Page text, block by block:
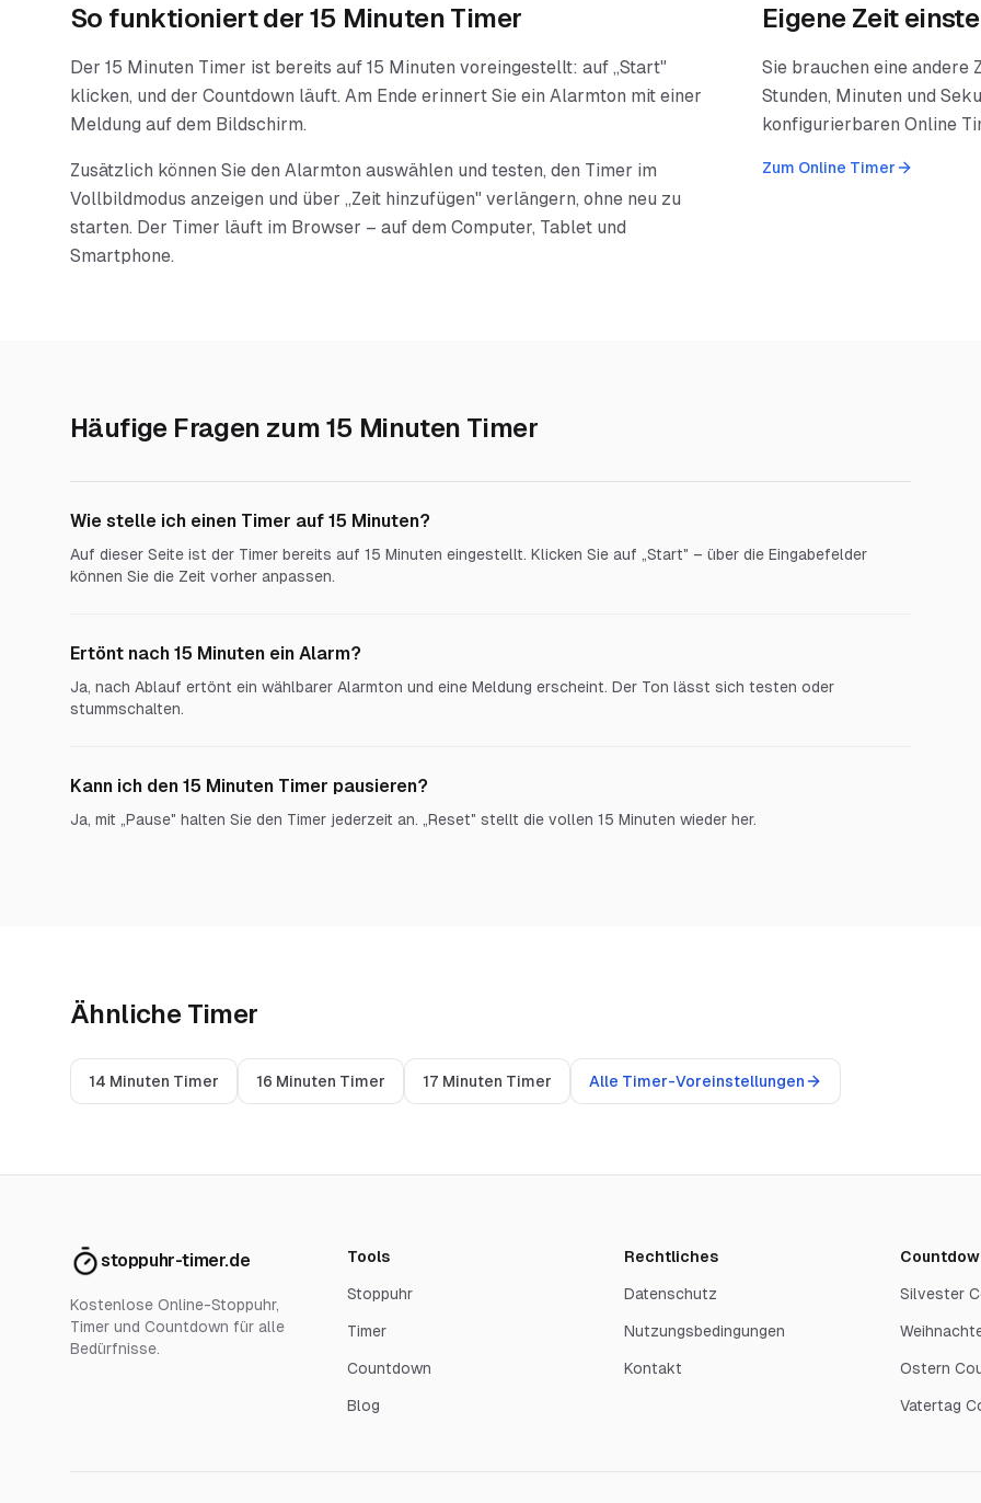
So funktioniert der 15 Minuten Timer
Der 15 Minuten Timer ist bereits auf 15 Minuten voreingestellt: auf „Start"
klicken, und der Countdown läuft. Am Ende erinnert Sie ein Alarmton mit einer
Meldung auf dem Bildschirm.
Zusätzlich können Sie den Alarmton auswählen und testen, den Timer im
Vollbildmodus anzeigen und über „Zeit hinzufügen" verlängern, ohne neu zu
starten. Der Timer läuft im Browser – auf dem Computer, Tablet und
Smartphone.
Eigene Zeit
Sie brauchen eine andere
Stunden, Minuten und
konfigurierbaren Online
Zum Online Timer
Häufige Fragen zum 15 Minuten Timer
Wie stelle ich einen Timer auf 15 Minuten?
Auf dieser Seite ist der Timer bereits auf 15 Minuten eingestellt. Klicken Sie auf „Start" – über die Eingabefelder
können Sie die Zeit vorher anpassen.
Ertönt nach 15 Minuten ein Alarm?
Ja, nach Ablauf ertönt ein wählbarer Alarmton und eine Meldung erscheint. Der Ton lässt sich testen oder
stummschalten.
Kann ich den 15 Minuten Timer pausieren?
Ja, mit „Pause" halten Sie den Timer jederzeit an. „Reset" stellt die vollen 15 Minuten wieder her.
Ähnliche Timer
14 Minuten Timer 16 Minuten Timer 17 Minuten Timer Alle Timer-Voreinstellungen
stoppuhr-timer.de
Kostenlose Online-Stoppuhr,
Timer und Countdown für alle
Bedürfnisse.
Tools
Stoppuhr
Timer
Countdown
Blog
Rechtliches
Datenschutz
Nutzungsbedingungen
Kontakt
Silvester
Ostern
Vatertag